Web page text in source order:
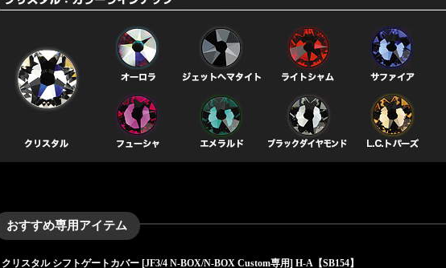
おすすめ専用アイテム
クリスタル シフトゲートカバー [JF3/4 N-BOX/N-BOX Custom専用] H-A【SB154】